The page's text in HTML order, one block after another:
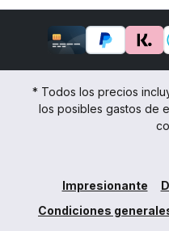
* Todos los precios
los posibles gastos de
Impresionante
Condiciones